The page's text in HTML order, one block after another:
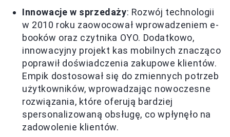
Innowacje w sprzedaży: Rozwój technologii
w 2010 roku zaowocował wprowadzeniem e-
booków oraz czytnika OYO. Dodatkowo,
innowacyjny projekt kas mobilnych znacząco
poprawił doświadczenia zakupowe klientów.
Empik dostosował się do zmiennych potrzeb
użytkowników, wprowadzając nowoczesne
rozwiązania, które oferują bardziej
spersonalizowaną obsługę, co wpłynęło na
zadowolenie klientów.